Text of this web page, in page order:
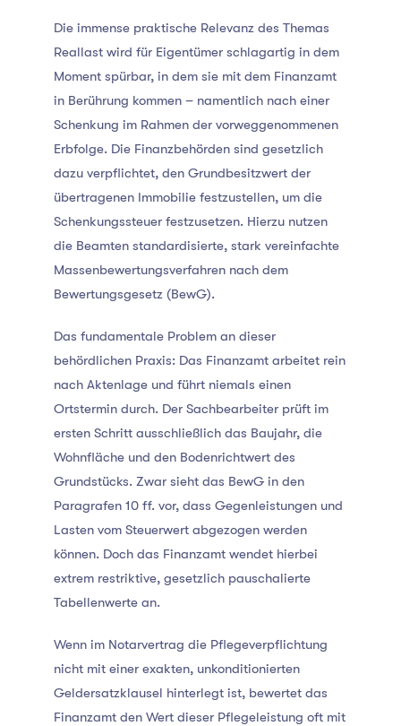
Die immense praktische Relevanz des Themas
Reallast wird für Eigentümer schlagartig in dem
Moment spürbar, in dem sie mit dem Finanzamt
in Berührung kommen – namentlich nach einer
Schenkung im Rahmen der vorweggenommenen
Erbfolge. Die Finanzbehörden sind gesetzlich
dazu verpflichtet, den Grundbesitzwert der
übertragenen Immobilie festzustellen, um die
Schenkungssteuer festzusetzen. Hierzu nutzen
die Beamten standardisierte, stark vereinfachte
Massenbewertungsverfahren nach dem
Bewertungsgesetz (BewG).
Das fundamentale Problem an dieser
behördlichen Praxis: Das Finanzamt arbeitet rein
nach Aktenlage und führt niemals einen
Ortstermin durch. Der Sachbearbeiter prüft im
ersten Schritt ausschließlich das Baujahr, die
Wohnfläche und den Bodenrichtwert des
Grundstücks. Zwar sieht das BewG in den
Paragrafen 10 ff. vor, dass Gegenleistungen und
Lasten vom Steuerwert abgezogen werden
können. Doch das Finanzamt wendet hierbei
extrem restriktive, gesetzlich pauschalierte
Tabellenwerte an.
Wenn im Notarvertrag die Pflegeverpflichtung
nicht mit einer exakten, unkonditionierten
Geldersatzklausel hinterlegt ist, bewertet das
Finanzamt den Wert dieser Pflegeleistung oft mit